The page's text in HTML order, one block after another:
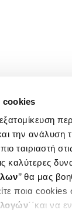
cookies
την ανάλυση
ταιριαστή
καλύτερες
’’ θα μας
ποια
΄΄και να